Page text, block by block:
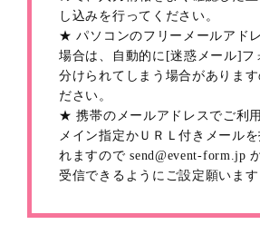
し込みを行ってください。
★ パソコンのフリーメールアド
場合は、自動的に[迷惑メール]フ
分けられてしまう場合があります
ださい。
★ 携帯のメールアドレスでご利
メイン指定かＵＲＬ付きメール
れますので send@event-form.jp
受信できるようにご設定願います